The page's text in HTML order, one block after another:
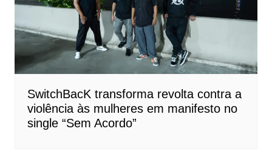
SwitchBacK transforma revolta contra a
violência às mulheres em manifesto no
single “Sem Acordo”